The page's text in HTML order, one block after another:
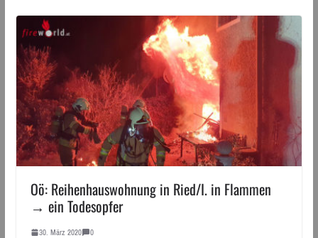
Oö: Reihenhauswohnung in Ried/I. in Flammen
→ ein Todesopfer
30. März 2020 0